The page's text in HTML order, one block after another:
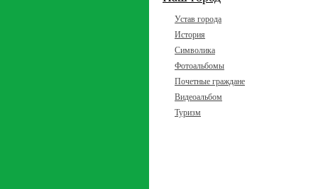
Устав города
История
Символика
Фотоальбомы
Почетные граждане
Видеоальбом
Туризм